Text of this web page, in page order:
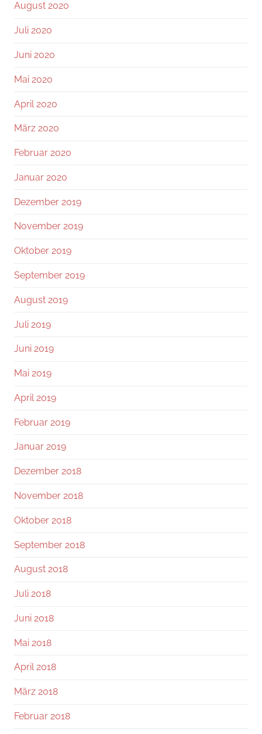
August 2020
Juli 2020
Juni 2020
Mai 2020
April 2020
März 2020
Februar 2020
Januar 2020
Dezember 2019
November 2019
Oktober 2019
September 2019
August 2019
Juli 2019
Juni 2019
Mai 2019
April 2019
Februar 2019
Januar 2019
Dezember 2018
November 2018
Oktober 2018
September 2018
August 2018
Juli 2018
Juni 2018
Mai 2018
April 2018
März 2018
Februar 2018